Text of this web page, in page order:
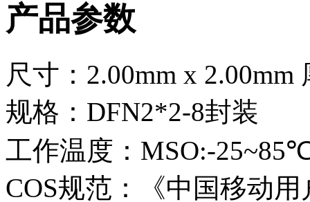
产品参数
尺寸：2.00mm x 2.00mm
规格：DFN2*2-8封装
工作温度：MSO:-
COS规范：《中国移动